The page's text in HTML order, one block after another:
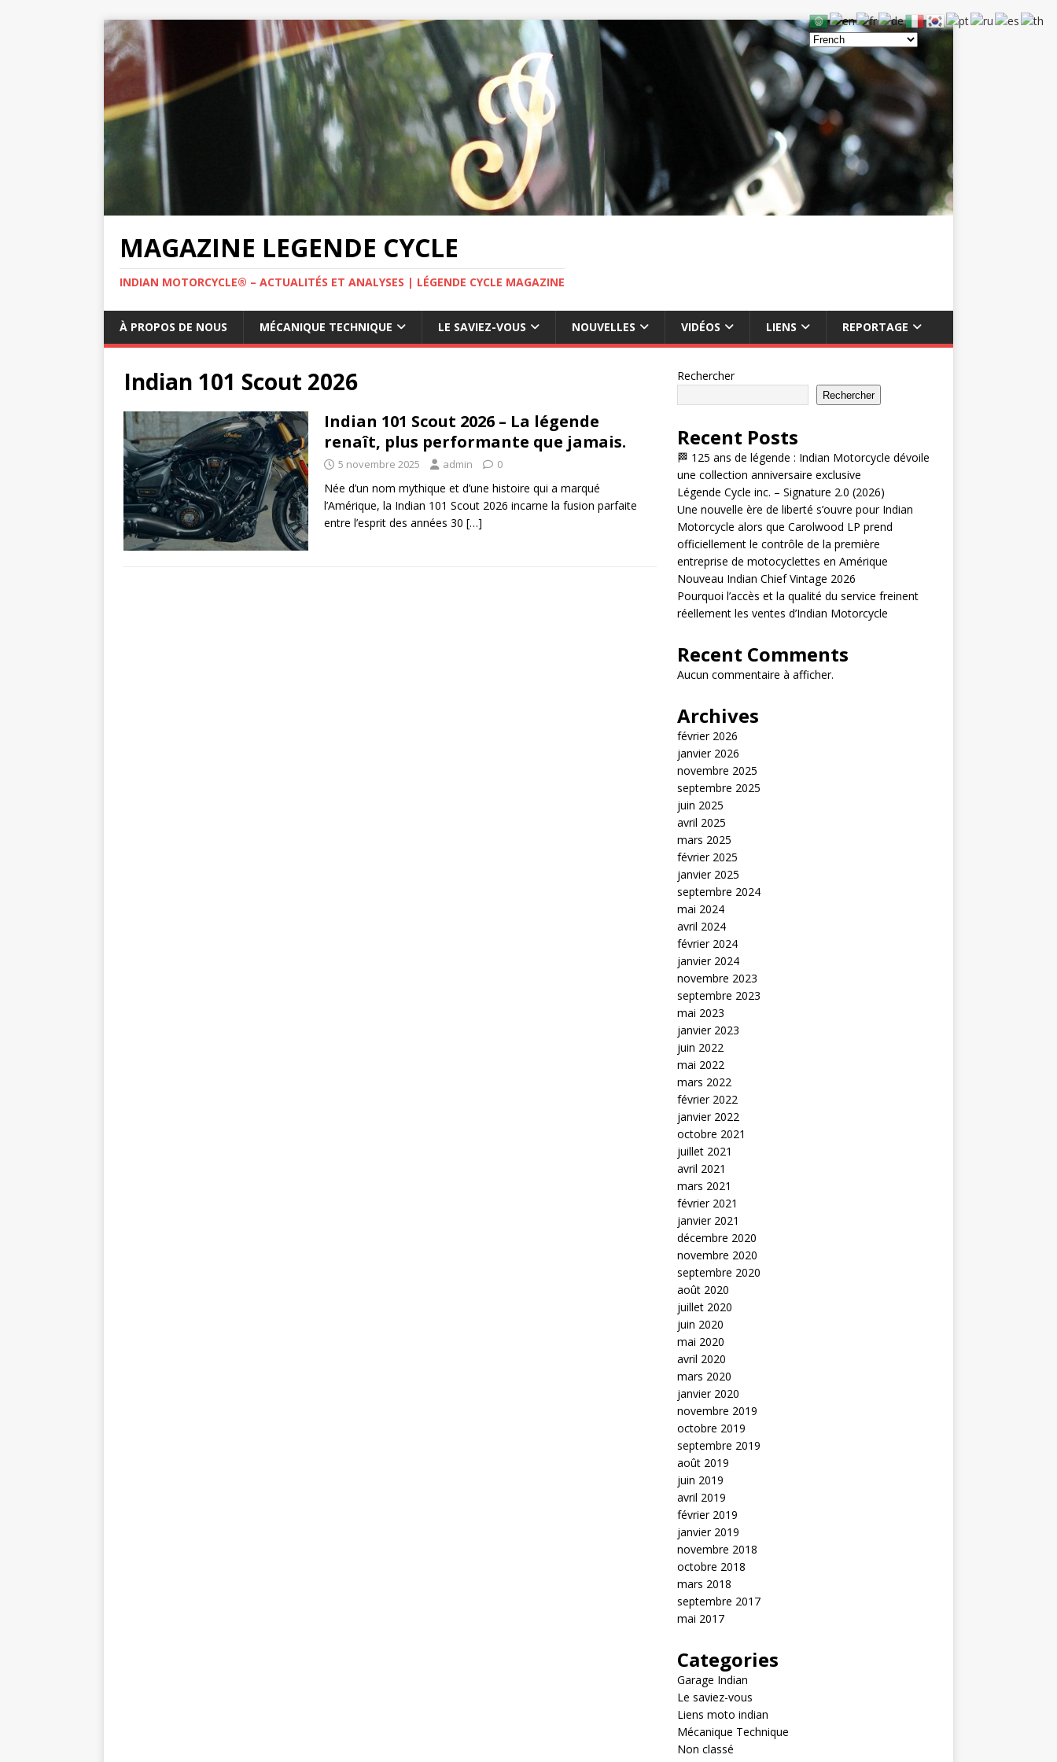
MAGAZINE LEGENDE CYCLE
INDIAN MOTORCYCLE® – ACTUALITÉS ET ANALYSES | LÉGENDE CYCLE MAGAZINE
À PROPOS DE NOUS MÉCANIQUE TECHNIQUE LE SAVIEZ-VOUS NOUVELLES VIDÉOS LIENS REPORTAGE
Indian 101 Scout 2026
Indian 101 Scout 2026 – La légende
renaît, plus performante que jamais.
5 novembre 2025 admin 0
Née d’un nom mythique et d’une histoire qui a marqué
l’Amérique, la Indian 101 Scout 2026 incarne la fusion parfaite
entre l’esprit des années 30 […]
Rechercher
Rechercher
Recent Posts
🏁 125 ans de légende : Indian Motorcycle dévoile
une collection anniversaire exclusive
Légende Cycle inc. – Signature 2.0 (2026)
Une nouvelle ère de liberté s’ouvre pour Indian
Motorcycle alors que Carolwood LP prend
officiellement le contrôle de la première
entreprise de motocyclettes en Amérique
Nouveau Indian Chief Vintage 2026
Pourquoi l’accès et la qualité du service freinent
réellement les ventes d’Indian Motorcycle
Recent Comments
Aucun commentaire à afficher.
Archives
février 2026
janvier 2026
novembre 2025
septembre 2025
juin 2025
avril 2025
mars 2025
février 2025
janvier 2025
septembre 2024
mai 2024
avril 2024
février 2024
janvier 2024
novembre 2023
septembre 2023
mai 2023
janvier 2023
juin 2022
mai 2022
mars 2022
février 2022
janvier 2022
octobre 2021
juillet 2021
avril 2021
mars 2021
février 2021
janvier 2021
décembre 2020
novembre 2020
septembre 2020
août 2020
juillet 2020
juin 2020
mai 2020
avril 2020
mars 2020
janvier 2020
novembre 2019
octobre 2019
septembre 2019
août 2019
juin 2019
avril 2019
février 2019
janvier 2019
novembre 2018
octobre 2018
mars 2018
septembre 2017
mai 2017
Categories
Garage Indian
Le saviez-vous
Liens moto indian
Mécanique Technique
Non classé